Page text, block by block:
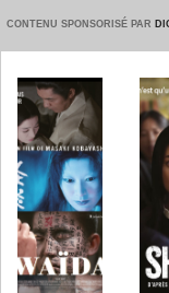
CONTENU SPONSORISÉ PAR